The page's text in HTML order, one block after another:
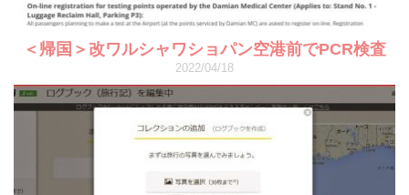
＜帰国＞改ワルシャワショパン空港前でPCR検査
2022/04/18